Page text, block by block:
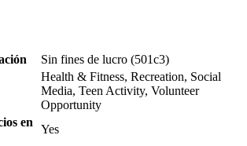
Sin fines de lucro (501c3)
Health & Fitness, Recreation, Social
Media, Teen Activity, Volunteer
Opportunity
en
Yes